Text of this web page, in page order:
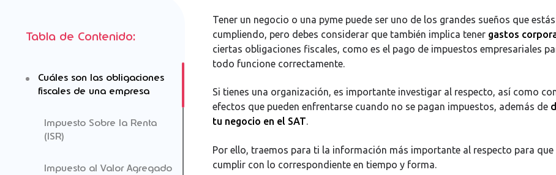
Tabla de Contenido:
Cuáles son las obligaciones
fiscales de una empresa
Impuesto Sobre la Renta
(ISR)
Impuesto al Valor Agregado
Tener un negocio o una pyme puede ser uno de los grandes sueños que estás
cumpliendo, pero debes considerar que también implica tener gastos
ciertas obligaciones fiscales, como es el pago de impuestos empresariales
todo funcione correctamente.
Si tienes una organización, es importante investigar al respecto, así como
efectos que pueden enfrentarse cuando no se pagan impuestos, además de
tu negocio en el SAT.
Por ello, traemos para ti la información más importante al respecto para que
cumplir con lo correspondiente en tiempo y forma.